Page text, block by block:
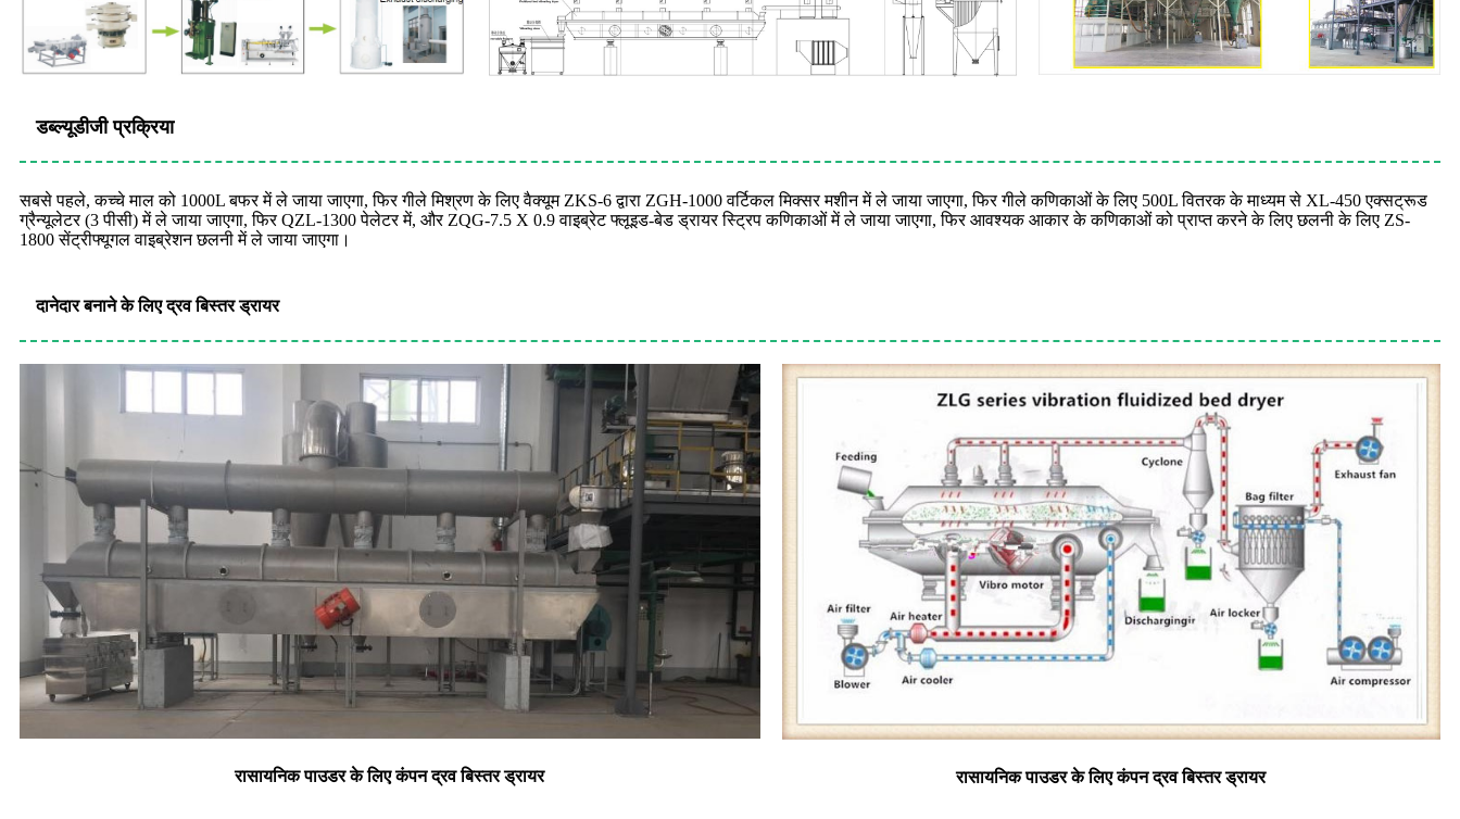
डब्ल्यूडीजी प्रक्रिया
सबसे पहले, कच्चे माल को 1000L बफर में ले जाया जाएगा, फिर गीले मिश्रण के लिए वैक्यूम ZKS-6 द्वारा ZGH-1000 वर्टिकल मिक्सर मशीन में ले जाया जाएगा, फिर गीले कणिकाओं के लिए 500L वितरक के माध्यम से XL-450 एक्सट्रूड
ग्रैन्यूलेटर (3 पीसी) में ले जाया जाएगा, फिर QZL-1300 पेलेटर में, और ZQG-7.5 X 0.9 वाइब्रेट फ्लूइड-बेड ड्रायर स्ट्रिप कणिकाओं में ले जाया जाएगा, फिर आवश्यक आकार के कणिकाओं को प्राप्त करने के लिए छलनी के लिए ZS-
1800 सेंट्रीफ्यूगल वाइब्रेशन छलनी में ले जाया जाएगा।
दानेदार बनाने के लिए द्रव बिस्तर ड्रायर
रासायनिक पाउडर के लिए कंपन द्रव बिस्तर ड्रायर रासायनिक पाउडर के लिए कंपन द्रव बिस्तर ड्रायर